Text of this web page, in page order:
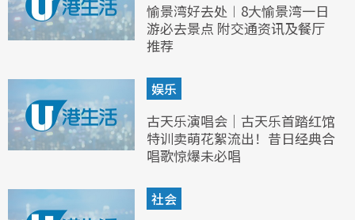
愉景湾好去处︱8大愉景湾一日
游必去景点 附交通资讯及餐厅
推荐
娱乐
古天乐演唱会｜古天乐首踏红馆
特训卖萌花絮流出！昔日经典合
唱歌惊爆未必唱
社会